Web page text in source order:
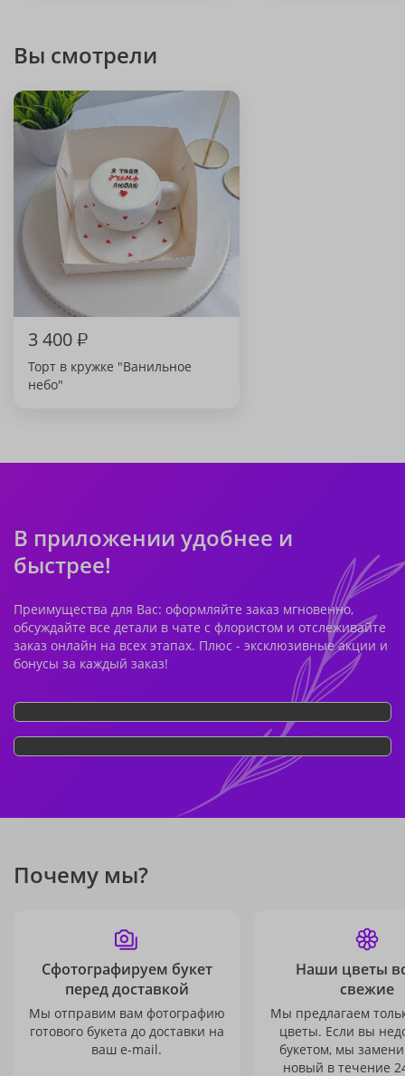
Вы смотрели
3 400₽
Торт в кружке "Ванильное
небо"
В приложении удобнее и
быстрее!
Преимущества для Вас: оформляйте заказ мгновенно,
обсуждайте все детали в чате с флористом и отслеживайте
заказ онлайн на всех этапах. Плюс - эксклюзивные акции и
бонусы за каждый заказ!
Почему мы?
Сфотографируем букет
перед доставкой
Мы отправим вам фотографию
готового букета до доставки на
ваш e-mail.
Наши цветы
свежие
Мы предлагаем
цветы. Если вы
букетом, мы
новый в течение